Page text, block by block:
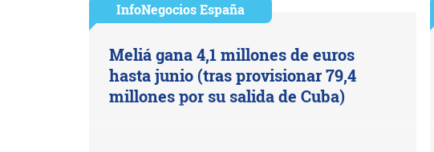
InfoNegocios España
Meliá gana 4,1 millones de euros
hasta junio (tras provisionar 79,4
millones por su salida de Cuba)